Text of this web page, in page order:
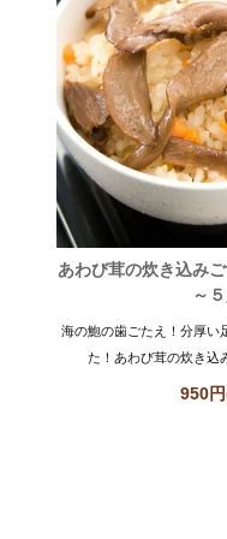
あわび茸の炊き込み
～
海の鮑の歯ごたえ！分厚い
た！あわび茸の炊き込
950